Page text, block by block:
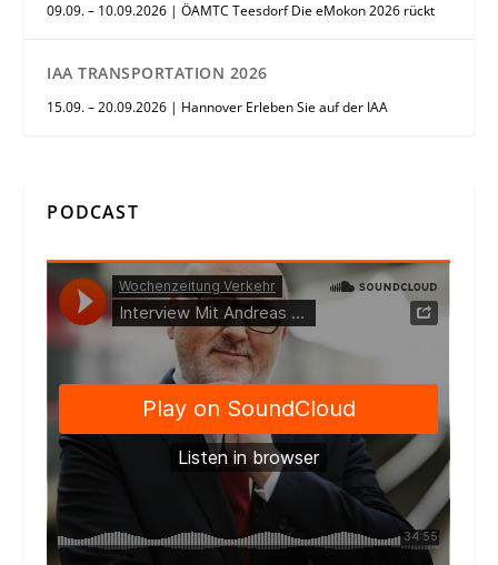
09.09. – 10.09.2026 | ÖAMTC Teesdorf Die eMokon 2026 rückt
IAA TRANSPORTATION 2026
15.09. – 20.09.2026 | Hannover Erleben Sie auf der IAA
PODCAST